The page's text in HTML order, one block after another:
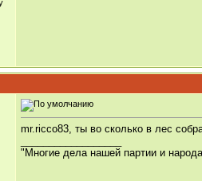
mr.ricco83, ты во сколько в лес
"Многие дела нашей партии и